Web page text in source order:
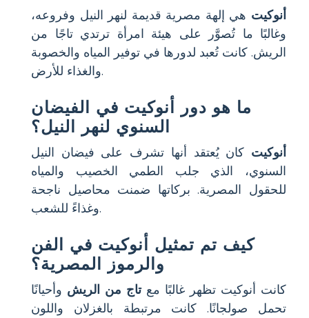
أنوكيت هي إلهة مصرية قديمة لنهر النيل وفروعه،
وغالبًا ما تُصوَّر على هيئة امرأة ترتدي تاجًا من
الريش. كانت تُعبد لدورها في توفير المياه والخصوبة
والغذاء للأرض.
ما هو دور أنوكيت في الفيضان
السنوي لنهر النيل؟
أنوكيت كان يُعتقد أنها تشرف على فيضان النيل
السنوي، الذي جلب الطمي الخصيب والمياه
للحقول المصرية. بركاتها ضمنت محاصيل ناجحة
وغذاءً للشعب.
كيف تم تمثيل أنوكيت في الفن
والرموز المصرية؟
كانت أنوكيت تظهر غالبًا معتاج من الريش وأحيانًا
تحمل صولجانًا. كانت مرتبطة بالغزلان واللون